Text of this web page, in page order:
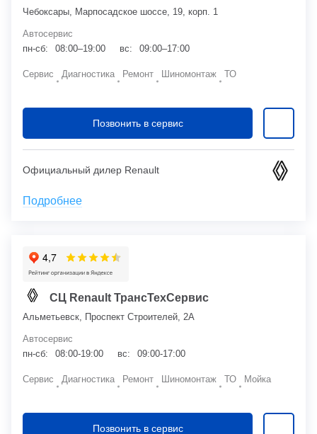
Чебоксары, Марпосадское шоссе, 19, корп. 1
Автосервис
пн-сб:
08:00–19:00 вс: 09:00–17:00
Сервис Диагностика Ремонт Шиномонтаж ТО
Позвонить в сервис
Официальный дилер Renault
Подробнее
СЦ Renault ТрансТехСервис
Альметьевск, Проспект Строителей, 2А
Автосервис
пн-сб:
08:00-19:00 вс: 09:00-17:00
Сервис Диагностика Ремонт Шиномонтаж ТО Мойка
Позвонить в сервис